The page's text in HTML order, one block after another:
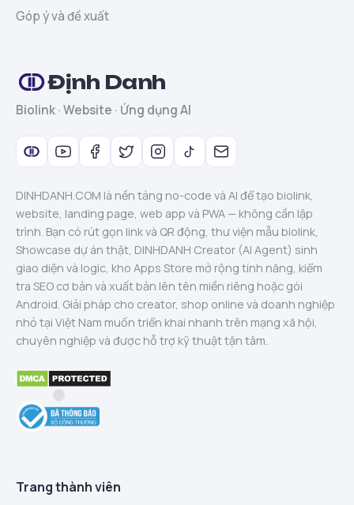
Góp ý và đề xuất
Định Danh
Biolink · Website · Ứng dụng AI
DINHDANH.COM là nền tảng no-code và AI để tạo biolink,
website, landing page, web app và PWA — không cần lập
trình. Bạn có rút gọn link và QR động, thư viện mẫu biolink,
Showcase dự án thật, DINHDANH Creator (AI Agent) sinh
giao diện và logic, kho Apps Store mở rộng tính năng, kiểm
tra SEO cơ bản và xuất bản lên tên miền riêng hoặc gói
Android. Giải pháp cho creator, shop online và doanh nghiệp
nhỏ tại Việt Nam muốn triển khai nhanh trên mạng xã hội,
chuyên nghiệp và được hỗ trợ kỹ thuật tận tâm.
Trang thành viên